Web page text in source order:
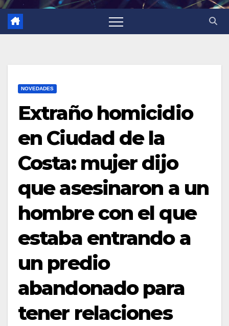
NOVEDADES
Extraño homicidio
en Ciudad de la
Costa: mujer dijo
que asesinaron a un
hombre con el que
estaba entrando a
un predio
abandonado para
tener relaciones